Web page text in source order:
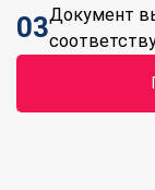
03Документ